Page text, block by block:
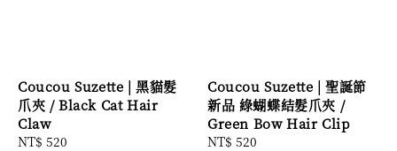
Coucou Suzette | 黑貓髮
爪夾 / Black Cat Hair
Claw
Regular
NT$ 520
Coucou Suzette | 聖誕節
新品 綠蝴蝶結髮爪夾 /
Green Bow Hair Clip
Regular
NT$ 520